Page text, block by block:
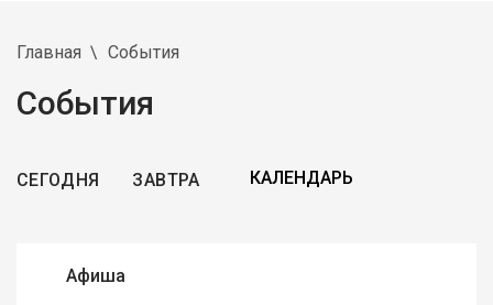
Главная События
События
СЕГОДНЯ ЗАВТРА
Афиша